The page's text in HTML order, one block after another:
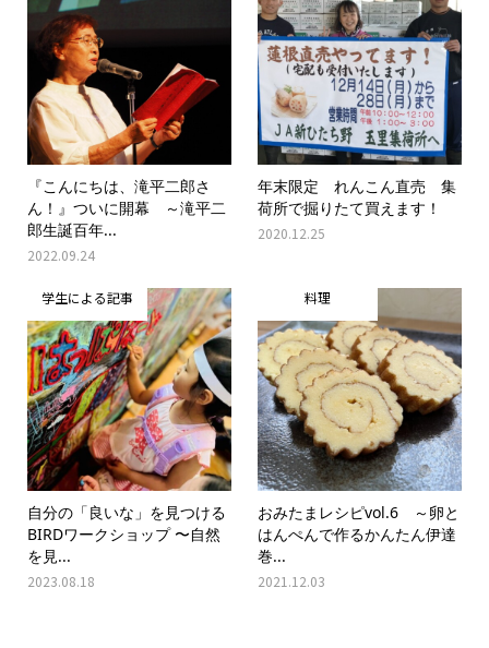
『こんにちは、滝平二郎さ
ん！』ついに開幕 ～滝平二
郎生誕百年...
2022.09.24
年末限定 れんこん直売 集
荷所で掘りたて買えます！
2020.12.25
学生による記事
自分の「良いな」を見つける
BIRDワークショップ 〜自然
を見...
2023.08.18
料理
おみたまレシピvol.6 ～卵と
はんぺんで作るかんたん伊達
巻...
2021.12.03